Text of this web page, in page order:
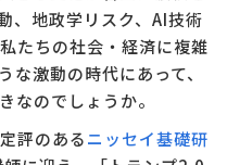
、地政学リスク、AI技術
たちの社会・経済に複雑
な激動の時代にあって、
なのでしょうか。
評のあるニッセイ基礎研